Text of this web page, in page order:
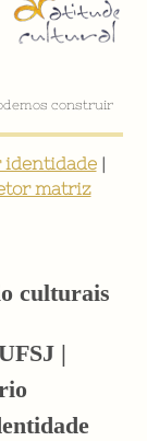
construir
identidade|
matriz
culturais
|